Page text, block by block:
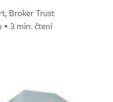
Broker Trust
▪ 3 min. čtení